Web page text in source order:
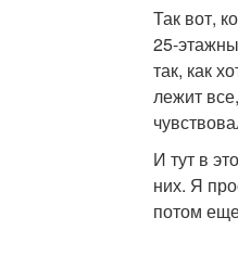
Так вот,
25-
так, как
лежит
И тут в
них. Я
потом